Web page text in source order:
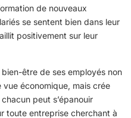
de nouveaux
se sentent bien dans leur
positivement sur leur
être de ses employés non
vue économique, mais crée
peut s’épanouir
toute entreprise cherchant à